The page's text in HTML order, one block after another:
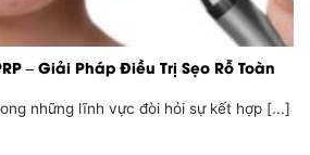
– Giải Pháp Điều Trị Sẹo Rỗ Toàn
những lĩnh vực đòi hỏi sự kết hợp [...]